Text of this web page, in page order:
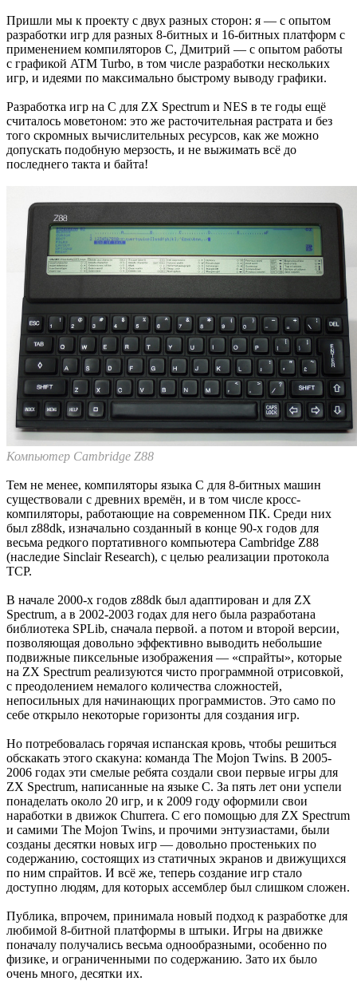
Пришли мы к проекту с двух разных сторон: я — с опытом
разработки игр для разных 8-битных и 16-битных платформ с
применением компиляторов C, Дмитрий — с опытом работы
с графикой ATM Turbo, в том числе разработки нескольких
игр, и идеями по максимально быстрому выводу графики.
Разработка игр на C для ZX Spectrum и NES в те годы ещё
считалось моветоном: это же расточительная растрата и без
того скромных вычислительных ресурсов, как же можно
допускать подобную мерзость, и не выжимать всё до
последнего такта и байта!
Компьютер Cambridge Z88
Тем не менее, компиляторы языка C для 8-битных машин
существовали с древних времён, и в том числе кросс-
компиляторы, работающие на современном ПК. Среди них
был z88dk, изначально созданный в конце 90-х годов для
весьма редкого портативного компьютера Cambridge Z88
(наследие Sinclair Research), с целью реализации протокола
TCP.
В начале 2000-х годов z88dk был адаптирован и для ZX
Spectrum, а в 2002-2003 годах для него была разработана
библиотека SPLib, сначала первой. а потом и второй версии,
позволяющая довольно эффективно выводить небольшие
подвижные пиксельные изображения — «спрайты», которые
на ZX Spectrum реализуются чисто программной отрисовкой,
с преодолением немалого количества сложностей,
непосильных для начинающих программистов. Это само по
себе открыло некоторые горизонты для создания игр.
Но потребовалась горячая испанская кровь, чтобы решиться
обскакать этого скакуна: команда The Mojon Twins. В 2005-
2006 годах эти смелые ребята создали свои первые игры для
ZX Spectrum, написанные на языке C. За пять лет они успели
понаделать около 20 игр, и к 2009 году оформили свои
наработки в движок Churrera. С его помощью для ZX Spectrum
и самими The Mojon Twins, и прочими энтузиастами, были
созданы десятки новых игр — довольно простеньких по
содержанию, состоящих из статичных экранов и движущихся
по ним спрайтов. И всё же, теперь создание игр стало
доступно людям, для которых ассемблер был слишком сложен.
Публика, впрочем, принимала новый подход к разработке для
любимой 8-битной платформы в штыки. Игры на движке
поначалу получались весьма однообразными, особенно по
физике, и ограниченными по содержанию. Зато их было
очень много, десятки их.